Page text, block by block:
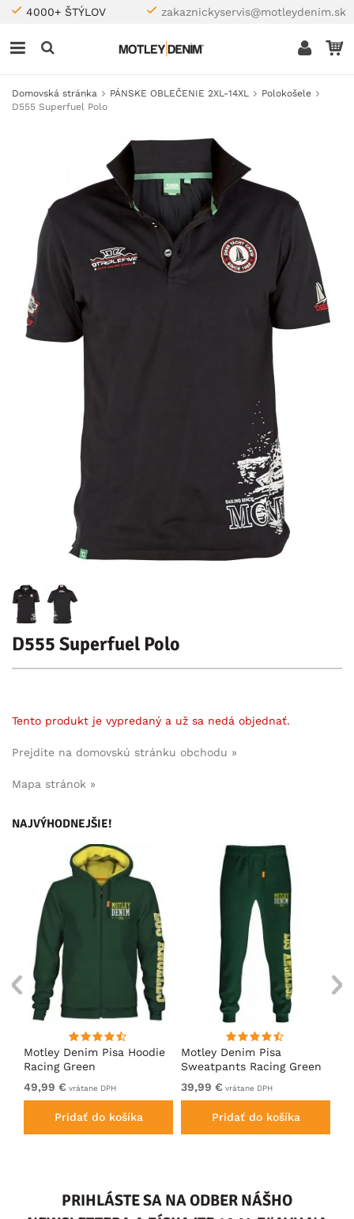
4000+ ŠTÝLOV zakaznickyservis@motleydenim.sk
Domovská stránka PÁNSKE OBLEČENIE 2XL-14XL
Polokošele
D555 Superfuel Polo
D555 Superfuel Polo
Tento produkt je vypredaný a už sa nedá objednať.
Prejdite na domovskú stránku obchodu »
Mapa stránok »
NAJVÝHODNEJŠIE!
Motley Denim Pisa Hoodie
Racing Green
49,99 € vrátane DPH
Pridať do košíka
Motley Denim Pisa
Sweatpants Racing Green
39,99 € vrátane DPH
Pridať do košíka
PRIHLÁSTE SA NA ODBER NÁŠHO